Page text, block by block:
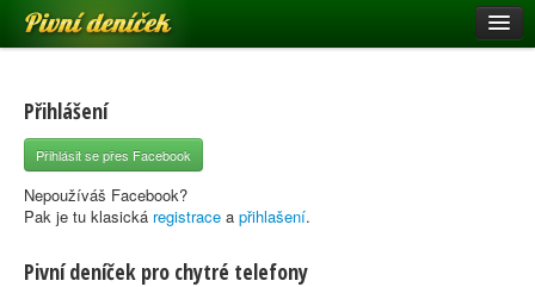
Pivní deníček
Pivní mapa
Pivní značky
Nápověda
Přihlášení
Přihlásit se přes Facebook
Nepoužíváš Facebook?
Pak je tu klasická registrace a přihlašení.
Pivní deníček pro chytré telefony